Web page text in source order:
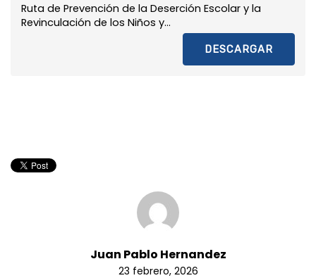
Ruta de Prevención de la Deserción Escolar y la
Revinculación de los Niños y...
DESCARGAR
Juan Pablo Hernandez
23 febrero, 2026